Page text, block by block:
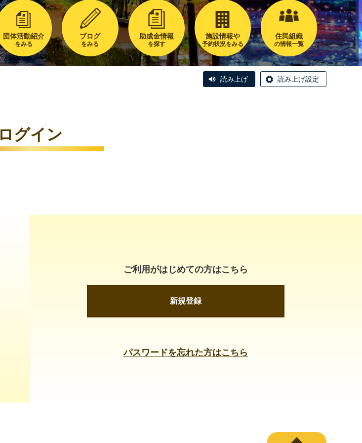
団体活動紹介
をみる
ブログ
をみる
助成金情報
を探す
施設情報や
予約状況をみる
住民組織
の情報一覧
読み上げ 読み上げ設定
ログイン
ご利用がはじめての方はこちら
新規登録
パスワードを忘れた方はこちら